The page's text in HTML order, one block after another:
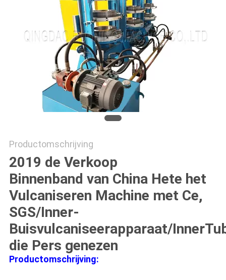
Productomschrijving
2019 de Verkoop
Binnenband van China Hete het
Vulcaniseren Machine met Ce,
SGS/Inner-
Buisvulcaniseerapparaat/
die Pers genezen
Productomschrijving: